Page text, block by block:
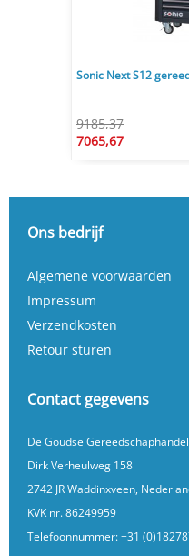
Sonic Next S12
9185,37
7065,67
Ons bedrijf
Algemene voorwaarden
Impressum
Verzendkosten
Retour sturen
Contact gegevens
De Goudse
Dirk Verheulweg 158
2742 JR Waddinxveen,
KVK nr. 86249959
Telefoonnummer:+31